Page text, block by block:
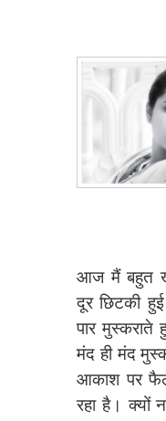
आज मैं बहुत
दूर छिटकी
पार मुस्कराते
मंद ही मंद
आकाश पर
रहा है।